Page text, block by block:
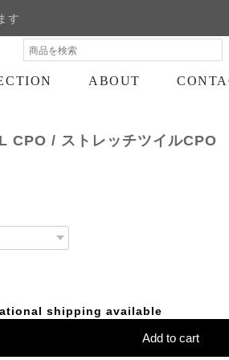
す
ABOUT
CPO / ストレッチツイルCPO
shipping available
Add to cart